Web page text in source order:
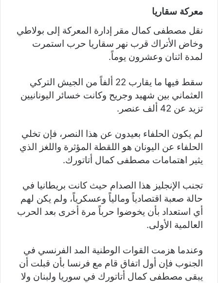
معركة سقاريا
نقل مصطفى كمال مقر إدارة المعركة إلى بولاطي
وخاض الأتراك قرب نهر سقاريا حرب استمرت
لمدة اثنان وعشرون يوماً.
سقط فيها ما يقارب 22 ألفاً من الجيش التركي
العثماني بين شهيد وجريح وكانت خسائر اليونانيين
تزيد عن 42 ألف عنصر.
لم يكون الحلفاء بعيدون عن هذا النصر، فإن تخلي
الحلفاء عن اليونان هو اللقطة المؤثرة واللغز الذي
يثير اهتمامات مصطفى كمال أتاتورك.
تجنب الإنجليز هذا الصدام حيث كانت بريطانيا في
حالة صعبة اقتصادياً ومالياً وعسكرياً، ولم يكن لهم
أي استعداد بأن يخوضوا حرباً مرة أخرى بعد الحرب
العالمية الأولى.
وعندما هزمت القوات الوطنية المد الفرنسي في
الجنوب فإن أول اتفاق قام مع فرنسا بأن قبلت أن
يبقى مصطفى كمال أتاتورك في سوريا ولبنان ولا